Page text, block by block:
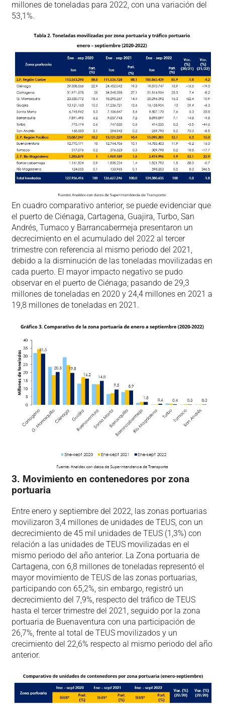
millones de toneladas para 2022, con una variación del
53,1%.
En cuadro comparativo anterior, se puede evidenciar que
el puerto de Ciénaga, Cartagena, Guajira, Turbo, San
Andrés, Tumaco y Barrancabermeja presentaron un
decrecimiento en el acumulado del 2022 al tercer
trimestre con referencia al mismo periodo del 2021,
debido a la disminución de las toneladas movilizadas en
cada puerto. El mayor impacto negativo se pudo
observar en el puerto de Ciénaga; pasando de 29,3
millones de toneladas en 2020 y 24,4 millones en 2021 a
19,8 millones de toneladas en 2021.
3. Movimiento en contenedores por zona
portuaria
Entre enero y septiembre del 2022, las zonas portuarias
movilizaron 3,4 millones de unidades de TEUS, con un
decrecimiento de 45 mil unidades de TEUS (1,3%) con
relación a las unidades de TEUS movilizadas en el
mismo periodo del año anterior. La Zona portuaria de
Cartagena, con 6,8 millones de toneladas representó el
mayor movimiento de TEUS de las zonas portuarias,
participando con 65,2%, sin embargo, registró un
decrecimiento del 7,9%, respecto del tráfico de TEUS
hasta el tercer trimestre del 2021, seguido por la zona
portuaria de Buenaventura con una participación de
26,7%, frente al total de TEUS movilizados y un
crecimiento del 22,6% respecto al mismo periodo del año
anterior.